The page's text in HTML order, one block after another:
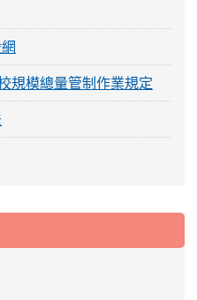
規模總量管制作業規定